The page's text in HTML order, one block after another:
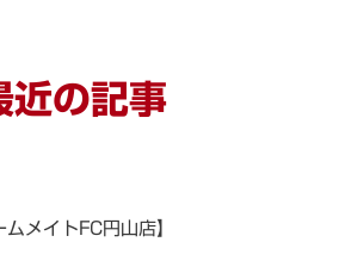
近の記事
メイトFC円山店】